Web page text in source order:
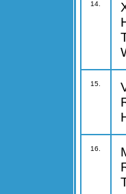
14.
15.
16.